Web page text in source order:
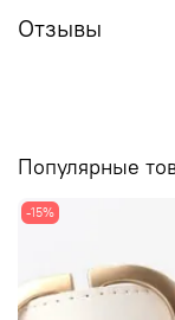
Отзывы
Популярные
-15%